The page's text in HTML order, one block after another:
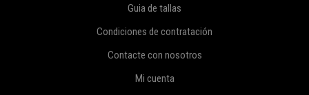
Guia de tallas
Condiciones de contratación
Contacte con nosotros
Mi cuenta